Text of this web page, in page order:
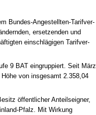
Bun­des-An­ge­stell­ten-Ta­rif­ver­
er­set­zen­den und
ein­schlägi­gen Ta­rif­ver­
9 BAT ein­grup­piert. Seit März
von ins­ge­samt 2.358,04
öffent­li­cher An­teils­eig­ner,
Pfalz. Mit Wir­kung